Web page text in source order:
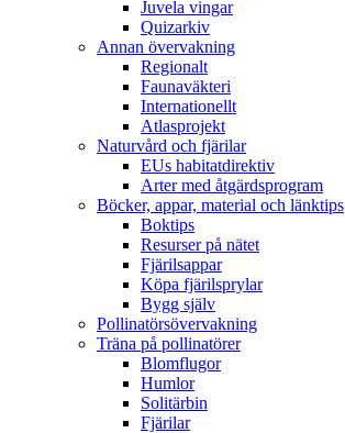
Juvela vingar
Quizarkiv
Annan övervakning
Regionalt
Faunaväkteri
Internationellt
Atlasprojekt
Naturvård och fjärilar
EUs habitatdirektiv
Arter med åtgärdsprogram
Böcker, appar, material och länktips
Boktips
Resurser på nätet
Fjärilsappar
Köpa fjärilsprylar
Bygg själv
Pollinatörsövervakning
Träna på pollinatörer
Blomflugor
Humlor
Solitärbin
Fjärilar